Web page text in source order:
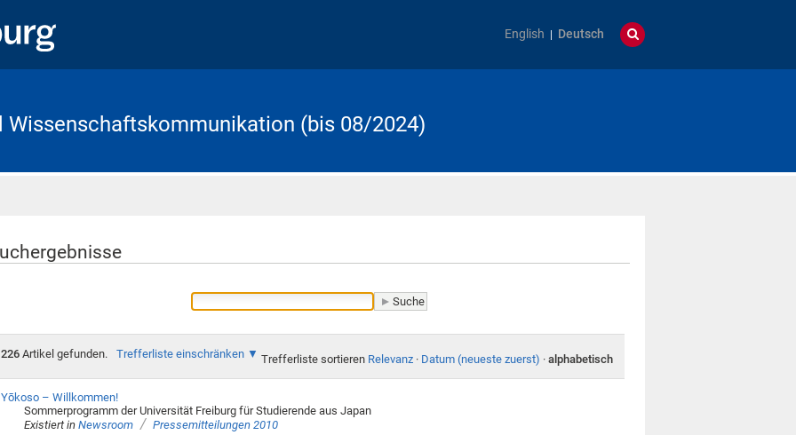
English Deutsch
Wissenschaftskommunikation (bis 08/2024)
226Artikel gefunden. Trefferliste einschränken Trefferliste sortieren Relevanz · Datum (neueste zuerst) · alphabetisch
Yōkoso – Willkommen!
Sommerprogramm der Universität Freiburg für Studierende aus Japan
Existiert in Newsroom / Pressemitteilungen 2010